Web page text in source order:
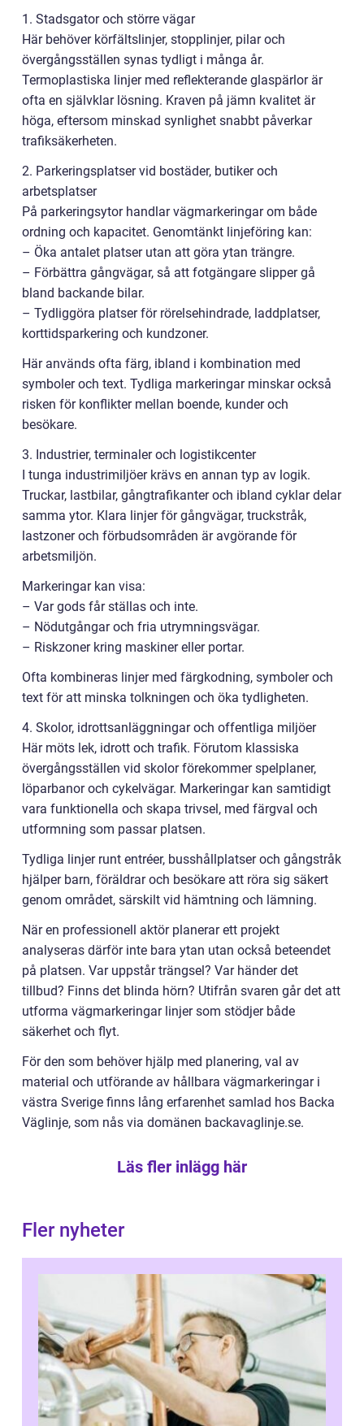
1. Stadsgator och större vägar
Här behöver körfältslinjer, stopplinjer, pilar och
övergångsställen synas tydligt i många år.
Termoplastiska linjer med reflekterande glaspärlor är
ofta en självklar lösning. Kraven på jämn kvalitet är
höga, eftersom minskad synlighet snabbt påverkar
trafiksäkerheten.
2. Parkeringsplatser vid bostäder, butiker och
arbetsplatser
På parkeringsytor handlar vägmarkeringar om både
ordning och kapacitet. Genomtänkt linjeföring kan:
– Öka antalet platser utan att göra ytan trängre.
– Förbättra gångvägar, så att fotgängare slipper gå
bland backande bilar.
– Tydliggöra platser för rörelsehindrade, laddplatser,
korttidsparkering och kundzoner.
Här används ofta färg, ibland i kombination med
symboler och text. Tydliga markeringar minskar också
risken för konflikter mellan boende, kunder och
besökare.
3. Industrier, terminaler och logistikcenter
I tunga industrimiljöer krävs en annan typ av logik.
Truckar, lastbilar, gångtrafikanter och ibland cyklar delar
samma ytor. Klara linjer för gångvägar, truckstråk,
lastzoner och förbudsområden är avgörande för
arbetsmiljön.
Markeringar kan visa:
– Var gods får ställas och inte.
– Nödutgångar och fria utrymningsvägar.
– Riskzoner kring maskiner eller portar.
Ofta kombineras linjer med färgkodning, symboler och
text för att minska tolkningen och öka tydligheten.
4. Skolor, idrottsanläggningar och offentliga miljöer
Här möts lek, idrott och trafik. Förutom klassiska
övergångsställen vid skolor förekommer spelplaner,
löparbanor och cykelvägar. Markeringar kan samtidigt
vara funktionella och skapa trivsel, med färgval och
utformning som passar platsen.
Tydliga linjer runt entréer, busshållplatser och gångstråk
hjälper barn, föräldrar och besökare att röra sig säkert
genom området, särskilt vid hämtning och lämning.
När en professionell aktör planerar ett projekt
analyseras därför inte bara ytan utan också beteendet
på platsen. Var uppstår trängsel? Var händer det
tillbud? Finns det blinda hörn? Utifrån svaren går det att
utforma vägmarkeringar linjer som stödjer både
säkerhet och flyt.
För den som behöver hjälp med planering, val av
material och utförande av hållbara vägmarkeringar i
västra Sverige finns lång erfarenhet samlad hos Backa
Väglinje, som nås via domänen backavaglinje.se.
Läs fler inlägg här
Fler nyheter